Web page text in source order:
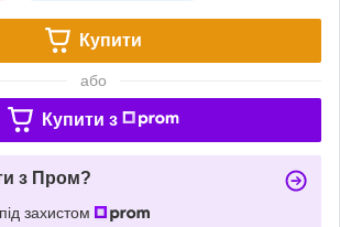
Купити
або
Купити з
з Пром?
захистом